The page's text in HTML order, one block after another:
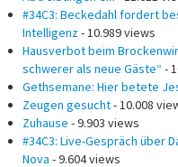
#34C3: Beckedahl fordert
Intelligenz - 10.989 views
Hausverbot beim
schwerer als neue Gäste“-
Gethsemane: Hier betete
Zeugen gesucht- 10.008
Zuhause - 9.903 views
#34C3: Live-Gespräch über
Nova - 9.604 views